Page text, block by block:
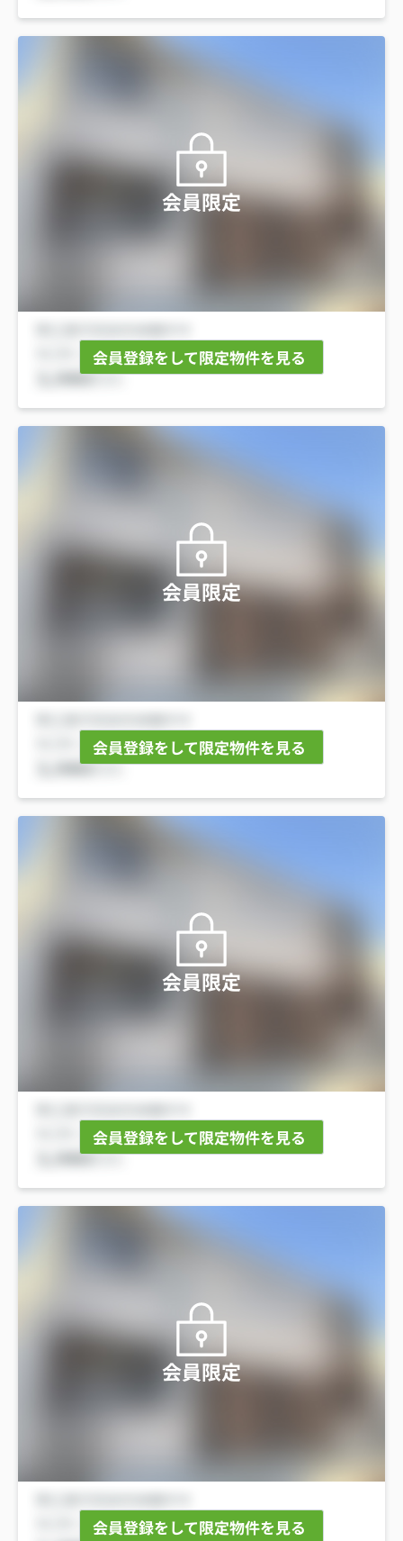
会員限定
会員登録をして限定物件を見る
会員限定
会員登録をして限定物件を見る
会員限定
会員登録をして限定物件を見る
会員限定
会員登録をして限定物件を見る